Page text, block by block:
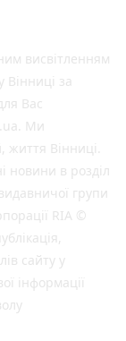
висвітленням
Вінниці за
Вас
Ми
життя Вінниці.
новини в розділ
групи
RIA ©
сайту у
інформації